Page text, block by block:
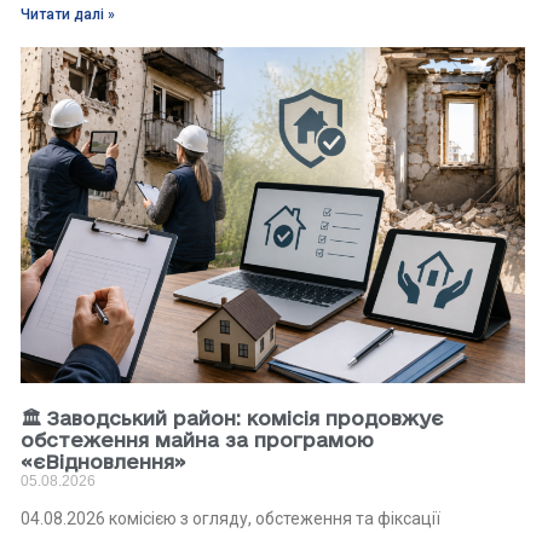
Читати далі »
🏛 Заводський район: комісія продовжує
обстеження майна за програмою
«єВідновлення»
05.08.2026
04.08.2026 комісією з огляду, обстеження та фіксації